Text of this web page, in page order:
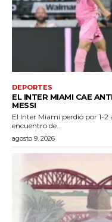
DEPORTES
EL INTER MIAMI CAE
MESSI
El Inter Miami perdió por 1-2
encuentro de...
agosto 9, 2026